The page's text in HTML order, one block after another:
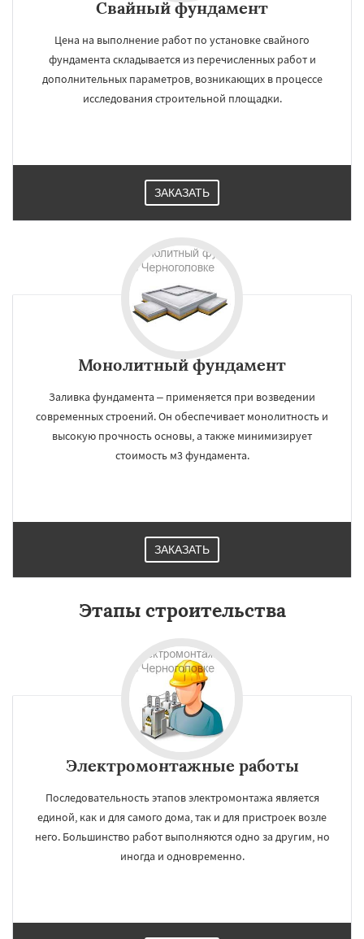
Свайный фундамент
Цена на выполнение работ по установке свайного
фундамента складывается из перечисленных работ и
дополнительных параметров, возникающих в процессе
исследования строительной площадки.
ЗАКАЗАТЬ
Монолитный фундамент
Заливка фундамента – применяется при возведении
современных строений. Он обеспечивает монолитность и
высокую прочность основы, а также минимизирует
стоимость м3 фундамента.
ЗАКАЗАТЬ
Этапы строительства
Электромонтажные работы
Последовательность этапов электромонтажа является
единой, как и для самого дома, так и для пристроек возле
него. Большинство работ выполняются одно за другим, но
иногда и одновременно.